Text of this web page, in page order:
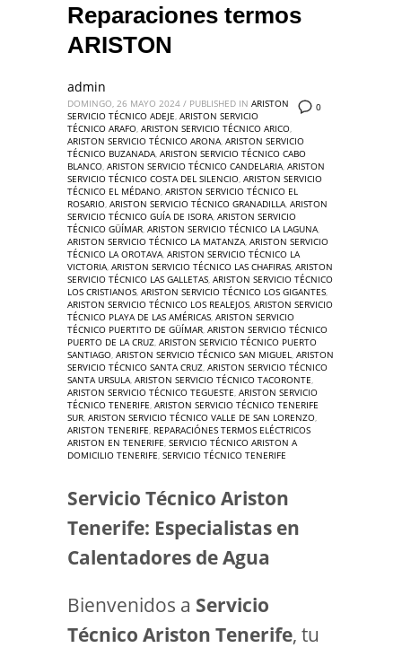
Reparaciones termos
ARISTON
0
admin
DOMINGO, 26 MAYO 2024 / PUBLISHED IN ARISTON
SERVICIO TÉCNICO ADEJE, ARISTON SERVICIO
TÉCNICO ARAFO, ARISTON SERVICIO TÉCNICO ARICO,
ARISTON SERVICIO TÉCNICO ARONA, ARISTON SERVICIO
TÉCNICO BUZANADA, ARISTON SERVICIO TÉCNICO CABO
BLANCO, ARISTON SERVICIO TÉCNICO CANDELARIA, ARISTON
SERVICIO TÉCNICO COSTA DEL SILENCIO, ARISTON SERVICIO
TÉCNICO EL MÉDANO, ARISTON SERVICIO TÉCNICO EL
ROSARIO, ARISTON SERVICIO TÉCNICO GRANADILLA, ARISTON
SERVICIO TÉCNICO GUÍA DE ISORA, ARISTON SERVICIO
TÉCNICO GÜÍMAR, ARISTON SERVICIO TÉCNICO LA LAGUNA,
ARISTON SERVICIO TÉCNICO LA MATANZA, ARISTON SERVICIO
TÉCNICO LA OROTAVA, ARISTON SERVICIO TÉCNICO LA
VICTORIA, ARISTON SERVICIO TÉCNICO LAS CHAFIRAS, ARISTON
SERVICIO TÉCNICO LAS GALLETAS, ARISTON SERVICIO TÉCNICO
LOS CRISTIANOS, ARISTON SERVICIO TÉCNICO LOS GIGANTES,
ARISTON SERVICIO TÉCNICO LOS REALEJOS, ARISTON SERVICIO
TÉCNICO PLAYA DE LAS AMÉRICAS, ARISTON SERVICIO
TÉCNICO PUERTITO DE GÜÍMAR, ARISTON SERVICIO TÉCNICO
PUERTO DE LA CRUZ, ARISTON SERVICIO TÉCNICO PUERTO
SANTIAGO, ARISTON SERVICIO TÉCNICO SAN MIGUEL, ARISTON
SERVICIO TÉCNICO SANTA CRUZ, ARISTON SERVICIO TÉCNICO
SANTA URSULA, ARISTON SERVICIO TÉCNICO TACORONTE,
ARISTON SERVICIO TÉCNICO TEGUESTE, ARISTON SERVICIO
TÉCNICO TENERIFE, ARISTON SERVICIO TÉCNICO TENERIFE
SUR, ARISTON SERVICIO TÉCNICO VALLE DE SAN LORENZO,
ARISTON TENERIFE, REPARACIÓNES TERMOS ELÉCTRICOS
ARISTON EN TENERIFE, SERVICIO TÉCNICO ARISTON A
DOMICILIO TENERIFE, SERVICIO TÉCNICO TENERIFE
Servicio Técnico Ariston
Tenerife: Especialistas en
Calentadores de Agua
Bienvenidos a Servicio
Técnico Ariston Tenerife, tu